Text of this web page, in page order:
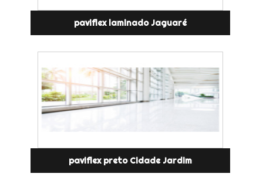
paviflex laminado Jaguaré
paviflex preto Cidade Jardim